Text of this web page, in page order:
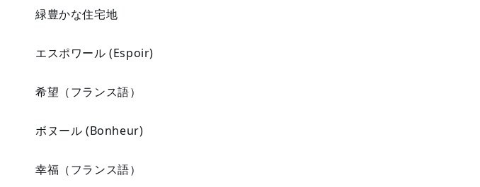
緑豊かな住宅地
エスポワール (Espoir)
希望（フランス語）
ボヌール (Bonheur)
幸福（フランス語）